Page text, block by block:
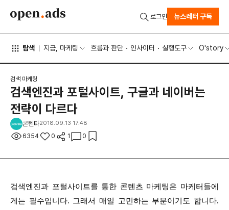
탐색 지금, 마케팅 흐름과 판단 인사이터 실행도구 O'story
로그인 뉴스레터 구독
검색 마케팅
검색엔진과 포털사이트, 구글과 네이버는
전략이 다르다
콘텐타2018.09.13 17:48
6354 0 1 0
검색엔진과 포털사이트를 통한 콘텐츠 마케팅은 마케터들에
게는 필수입니다. 그래서 매일 고민하는 부분이기도 합니다.